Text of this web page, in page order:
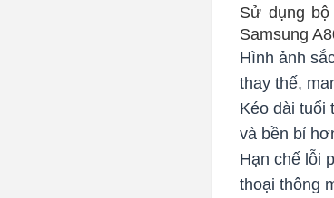
Sử dụng
Samsung
Hình ảnh
thay thế,
Kéo dài tuổi
và bền bỉ
Hạn chế lỗi
thoại thông